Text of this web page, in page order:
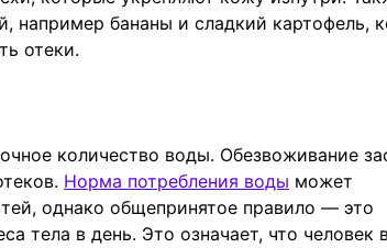
например бананы и сладкий картофель,
отеки.
количество воды. Обезвоживание
Норма потребления воды может
однако общепринятое правило — это
тела в день. Это означает, что человек